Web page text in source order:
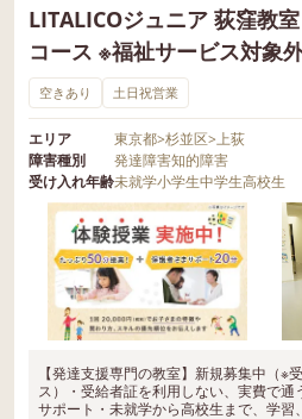
LITALICOジュニア 荻窪教
コース ※福祉サービス対象外
空きあり 土日祝営業
エリア 東京都>杉並区>上荻
障害種別
発達障害知的障害
受け入れ年齢未就学小学生中学生高校生
【発達支援専門の教室】新規募集中（※
ス）・受給者証を利用しない、実費で
サポート・未就学から高校生まで、学